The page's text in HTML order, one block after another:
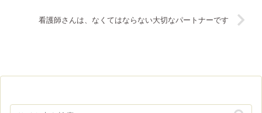
看護師さんは、なくてはならない大切なパートナーです